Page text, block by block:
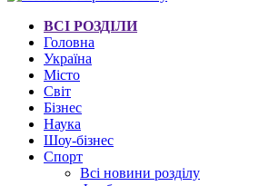
ВСІ РОЗДІЛИ
Головна
Україна
Місто
Світ
Бізнес
Наука
Шоу-бізнес
Спорт
Всі новини розділу